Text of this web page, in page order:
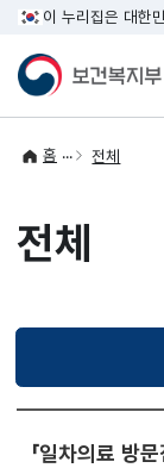
이 누리집은 대한
홈 전체
전체
「일차의료 방